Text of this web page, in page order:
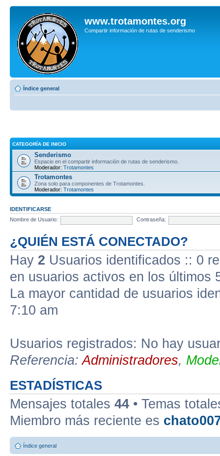
www.trotamontes.org
Compartir información de rutas de senderismo
Índice general
CATEGORÍA DE INICIO
Senderismo
Espacio en el compartir información de rutas de senderismo.
Moderador: Trotamontes
Trotamontes
Zona solo para componentes de Trotamontes.
Moderador: Trotamontes
IDENTIFICARSE
Nombre de Usuario:
Contraseña:
¿QUIÉN ESTÁ CONECTADO?
Hay 2 Usuarios identificados :: 0
en usuarios activos en los últimos
La mayor cantidad de usuarios
7:10 am
Usuarios registrados: No hay
Referencia:Administradores,
ESTADÍSTICAS
Mensajes totales 44 • Temas
Miembro más reciente es
Índice general